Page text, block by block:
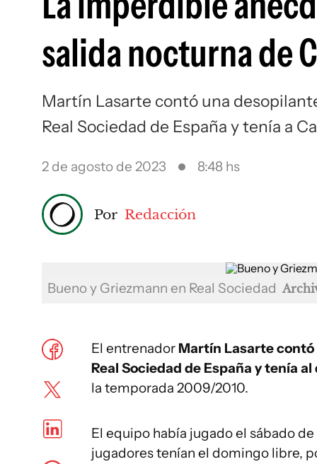
salida nocturna de
Martín Lasarte contó una
Real Sociedad de España y tenía a
2 de agosto de 2023 8:48 hs
Por Redacción
Bueno y Griezmann en Real Sociedad
El entrenador Martín Lasarte
Real Sociedad de España y tenía
la temporada 2009/2010.
El equipo había jugado el sábado
jugadores tenían el domingo libre,